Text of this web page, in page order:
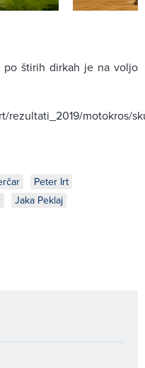
po štirih dirkah je na voljo
rezultati_2019/motokros/
Peter Irt
Jaka Peklaj